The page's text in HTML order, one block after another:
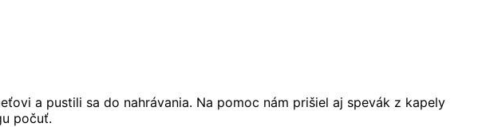
a pustili sa do nahrávania. Na pomoc nám prišiel aj spevák z kapely
počuť.